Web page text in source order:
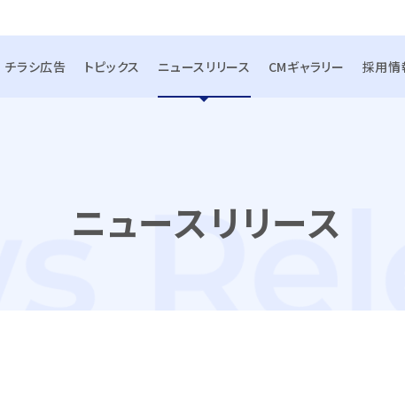
チラシ広告 トピックス ニュースリリース CMギャラリー 採用情
ニュースリリース